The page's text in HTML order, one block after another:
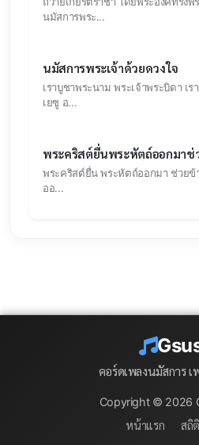
นมัสการพระ...
นมัสการพระเจ้าด้วยดวงใจ
เราบูชาพระนาม พระเจ้าพระบิดา เ
เยซู อ...
พระคริสต์ยื่นพระหัตถ์ออกมาช่
พระคริสต์ยื่น พระหัตถ์ออกมา ช่วย
ออ...
คอร์ดเพลงนมัสการ เ
Copyright © 2026
หน้าแรก
สถิ